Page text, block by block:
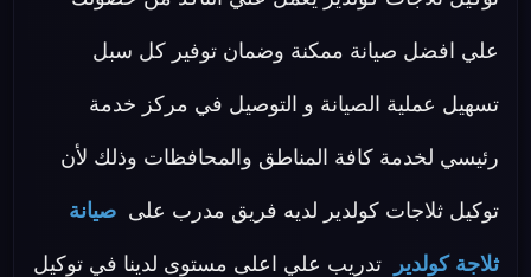
علي افضل صيانة ممكنة وضمان توفير كل سبل
تسهيل عملية الصيانة و التوصيل في مركز خدمة
رئيسي لخدمة كافة المناطق والمحافظات وذلك لأن
توكيل ثلاجات كولدير لديه فريق مدرب على صيانة
ثلاجة كولدير تدريب علي اعلى مستوى لدينا في توكيل